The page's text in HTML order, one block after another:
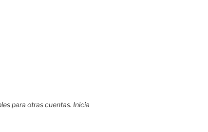
para otras cuentas. Inicia